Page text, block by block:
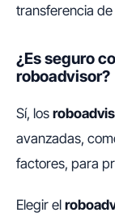
transferencia
¿Es seguro
roboadvisor?
Sí, los
avanzadas,
factores, para
Elegir el